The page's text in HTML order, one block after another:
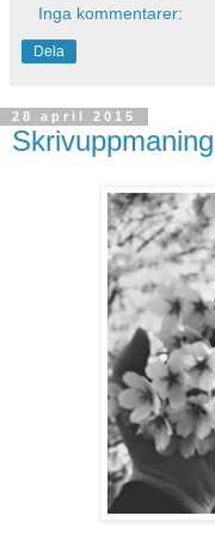
Inga kommentarer:
Dela
28 april 2015